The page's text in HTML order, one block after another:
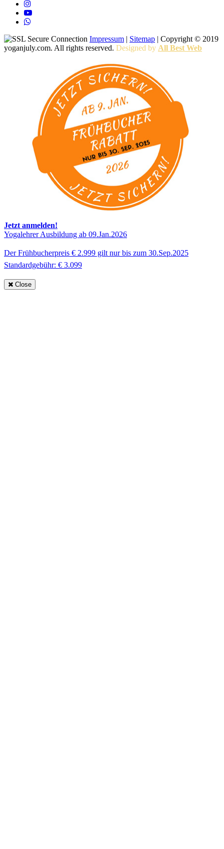
Impressum | Sitemap | Copyright © 2019
yoganjuly.com. All rights reserved. Designed by All Best Web
Jetzt anmelden!
Yogalehrer Ausbildung ab 09.Jan.2026
Der Frühbucherpreis € 2.999 gilt nur bis zum 30.Sep.2025
Standardgebühr: € 3.099
Close